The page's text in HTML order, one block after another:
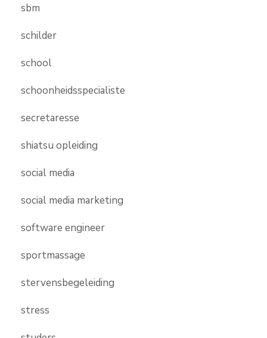
sbm
schilder
school
schoonheidsspecialiste
secretaresse
shiatsu opleiding
social media
social media marketing
software engineer
sportmassage
stervensbegeleiding
stress